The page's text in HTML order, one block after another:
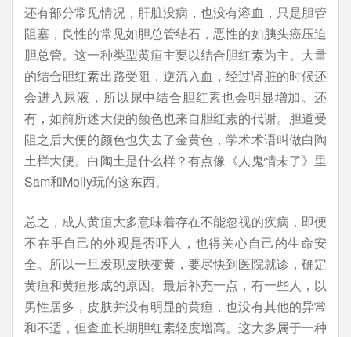
还有部分常见情况，肝脏没病，也没有溶血，只是胆管
阻塞，良性的常见如胆总管结石，恶性的如胰头癌压迫
胆总管。这一种类型黄疸主要以结合胆红素为主。大量
的结合胆红素出路受阻，逆流入血，经过肾脏的时候还
会进入尿液，所以尿中结合胆红素也会明显增加。还
有，如前所述大便的颜色也来自胆红素的代谢。胆道受
阻之后大便的颜色也失去了金黄色，学术术语叫做白陶
土样大便。白陶土是什么样？有点像《人鬼情未了》里
Sam和Molly玩的这东西。
总之，成人黄疸大多意味着存在不能忽视的疾病，即便
不在乎自己的外观是否吓人，也得关心自己的生命安
全。所以一旦发现皮肤变黄，要尽快到医院就诊，确定
黄疸和黄疸形成的原因。最后补充一点，有一些人，以
男性居多，皮肤并没有明显的黄疸，也没有其他的异常
和不适，但查血长期胆红素轻度增高。这大多属于一种